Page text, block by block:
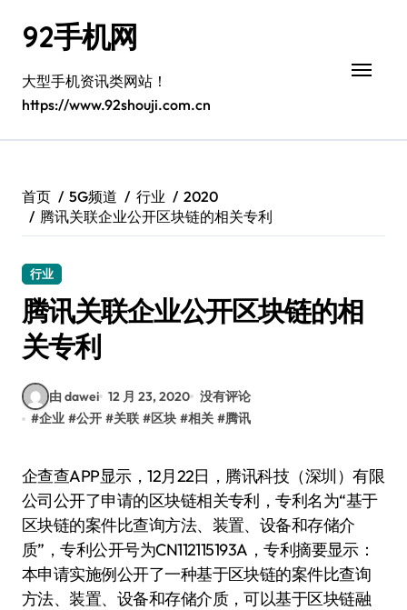
92手机网
大型手机资讯类网站！
https://www.92shouji.com.cn
首页 5G频道 行业
2020
腾讯关联企业公开区块链的相关专利
行业
腾讯关联企业公开区块链的相
关专利
由 dawei 12 月 23, 2020 没有评论
#企业 #公开 #关联 #区块 #相关 #腾讯
企查查APP显示，12月22日，腾讯科技（深圳）有限
公司公开了申请的区块链相关专利，专利名为“基于
区块链的案件比查询方法、装置、设备和存储介
质”，专利公开号为CN112115193A，专利摘要显示：
本申请实施例公开了一种基于区块链的案件比查询
方法、装置、设备和存储介质，可以基于区块链融